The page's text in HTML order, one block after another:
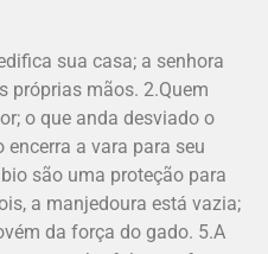
sua casa; a senhora
próprias mãos. 2.Quem
o que anda desviado o
encerra a vara para seu
são uma proteção para
a manjedoura está vazia;
da força do gado. 5.A